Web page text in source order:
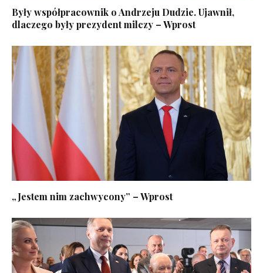
Były współpracownik o Andrzeju Dudzie. Ujawnił,
dlaczego były prezydent milczy – Wprost
„Jestem nim zachwycony” – Wprost